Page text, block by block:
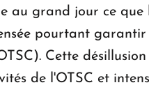
au grand jour ce
pourtant
Cette
de l'OTSC et